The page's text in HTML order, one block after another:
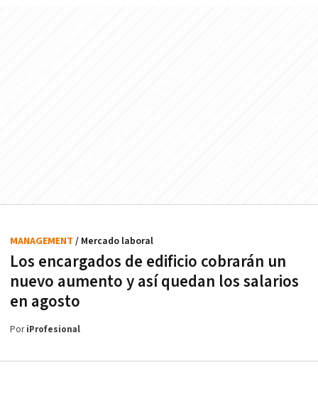
Los encargados de edificio cobrarán un
nuevo aumento y así quedan los salarios
en agosto
MANAGEMENT / Mercado laboral
PoriProfesional